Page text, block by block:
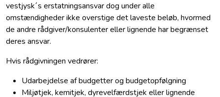
vestjysk´s erstatningsansvar dog under alle
omstændigheder ikke overstige det laveste beløb, hvormed
de andre rådgiver/konsulenter eller lignende har begrænset
deres ansvar.
Hvis rådgivningen vedrører:
Udarbejdelse af budgetter og budgetopfølgning
Miljøtjek, kemitjek, dyrevelfærdstjek eller lignende